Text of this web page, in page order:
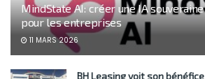
MindState AI: créer une IA
pour les entreprises
11 MARS 2026
BH Leasing voit son